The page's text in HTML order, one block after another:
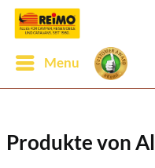
Menu
Produkte von